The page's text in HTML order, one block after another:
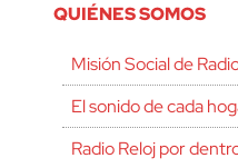
QUIÉNES SOMOS
Misión Social de
El sonido de cada
Radio Reloj por